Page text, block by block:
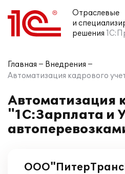
Отраслевые
и
решения
Главная
Внедрения
Автоматизация кадрового
Автоматизация
"1С:Зарплата и